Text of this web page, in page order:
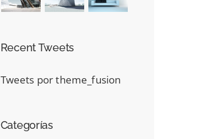
Recent Tweets
Tweets por theme_fusion
Categorías